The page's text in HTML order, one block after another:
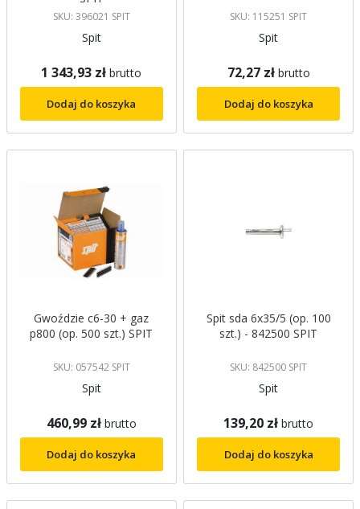
SKU: 396021 SPIT
Spit
1 343,93 zł brutto
Dodaj do koszyka
SKU: 115251 SPIT
Spit
72,27 zł brutto
Dodaj do koszyka
Gwoździe c6-30 + gaz
p800 (op. 500 szt.) SPIT
SKU: 057542 SPIT
Spit
460,99 zł brutto
Dodaj do koszyka
Spit sda 6x35/5 (op. 100
szt.) - 842500 SPIT
SKU: 842500 SPIT
Spit
139,20 zł brutto
Dodaj do koszyka